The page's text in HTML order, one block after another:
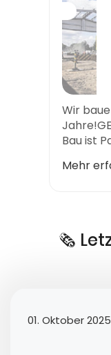
🗞️
01. Oktober 2025